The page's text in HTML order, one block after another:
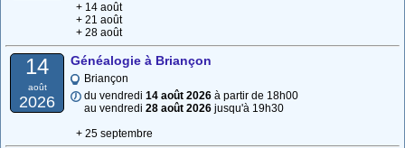
+ 14 août
+ 21 août
+ 28 août
14
août
2026
Généalogie à Briançon
Briançon
du vendredi 14 août 2026 à partir de 18h00
au vendredi 28 août 2026 jusqu'à 19h30
+ 25 septembre